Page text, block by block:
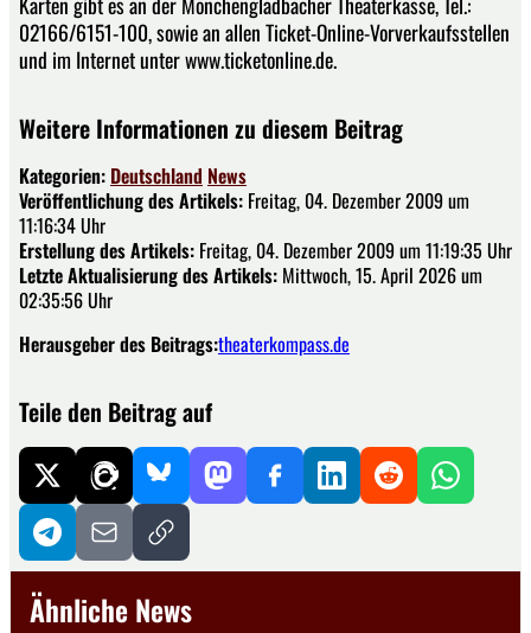
02166/6151-100, sowie an allen Ticket-Online-Vorverkaufsstellen
und im Internet unter www.ticketonline.de.
Weitere Informationen zu diesem Beitrag
Kategorien: Deutschland News
Veröffentlichung des Artikels: Freitag, 04. Dezember 2009 um
11:16:34 Uhr
Erstellung des Artikels: Freitag, 04. Dezember 2009 um 11:19:35 Uhr
Letzte Aktualisierung des Artikels: Mittwoch, 15. April 2026 um
02:35:56 Uhr
Herausgeber des Beitrags:theaterkompass.de
Teile den Beitrag auf
Ähnliche News